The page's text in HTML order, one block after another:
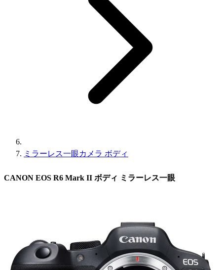
ミラーレス一眼カメラ ボディ
CANON EOS R6 Mark II ボディ ミラーレス一眼